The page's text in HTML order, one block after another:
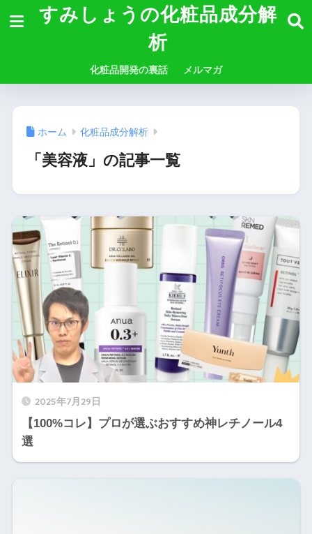
すみしょうの化粧品成分解
析
化粧品開発の裏話 メルマガ
ホーム 化粧品成分解析
「美容液」の記事一覧
2025年7月29日
【100%コレ】プロが選ぶおすすめ神レチノール4
選